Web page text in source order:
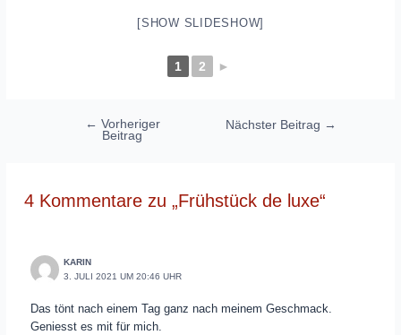
[SHOW SLIDESHOW]
1 2 ►
Beitragsnavigation
← Vorheriger
Beitrag
Nächster Beitrag →
4 Kommentare zu „Frühstück de luxe“
KARIN
3. JULI 2021 UM 20:46 UHR
Das tönt nach einem Tag ganz nach meinem Geschmack.
Geniesst es mit für mich.